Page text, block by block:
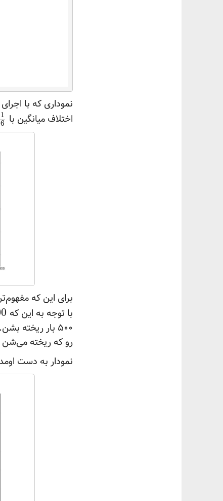
نموداری که با
اختلاف میانگین با
1
6
با توجه به این که
رو که ریخته می‌شن
نمودار به دست